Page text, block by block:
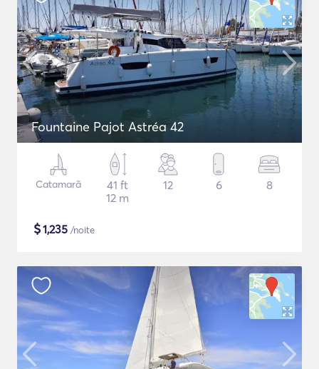
Fountaine Pajot Astréa 42
Catamarã
41 ft
12 m
12 6 8
$1,235 /noite